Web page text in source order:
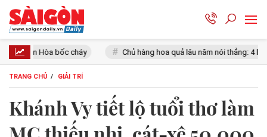
cháy Chủ hàng hoa quả lâu năm nói thẳng: 4 loại quả này rẻ mấy
TRANG CHỦ GIẢI TRÍ
Khánh Vy tiết lộ tuổi thơ làm